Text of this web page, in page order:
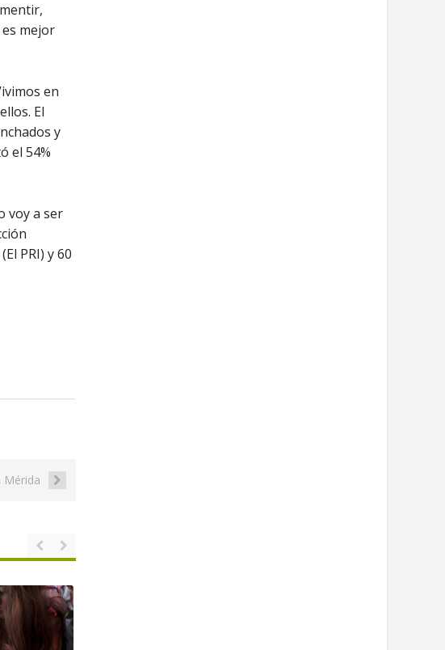
mejor
en
El
y
el 54%
voy a ser
PRI) y 60
Mérida